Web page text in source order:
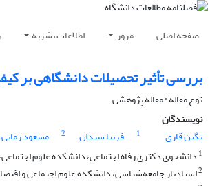
صفحه اصلی مرور اطلاعات نشریه
بررسی تأثیر تحصیلات دانشگاهی بر
نوع مقاله : مقاله پژوهشی
نویسندگان
نگین قاری
1 فریبا سیدان 2 مسعود
1دانشجوی دکتری رفاه اجتماعی، دانشکده علوم اجتماعی،
2استادیار جامعه‌شناسی، دانشکده علوم اجتماعی و